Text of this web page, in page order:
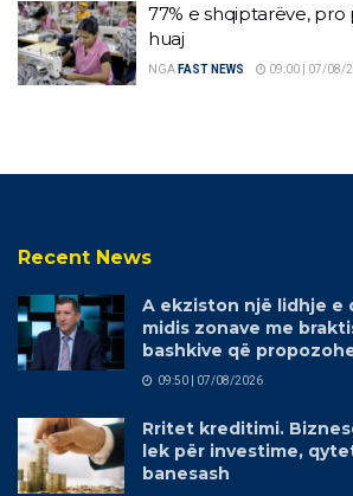
77% e shqiptarëve,
huaj
NGA FAST NEWS 09:00 | 07/08/
Recent News
A ekziston një lidhje
midis zonave me
bashkive që
09:50 | 07/08/2026
Rritet kreditimi.
lek për investime,
banesash